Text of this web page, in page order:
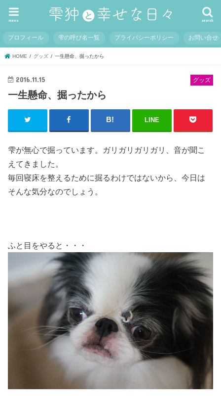
search
menu
プロフィール 雫の呼び名一覧 プライバシーポリシー お問い合せ
HOME グッズ 一生懸命、掘ったから
グッズ
2016.11.15
一生懸命、掘ったから
LINE
雫が無心で掘っています。ガリガリガリガリ、音が聞こ
えてきました。
毎回寝床を整えるために掘るわけではないから、今日は
そんな気分なのでしょう。
ふと目をやると・・・